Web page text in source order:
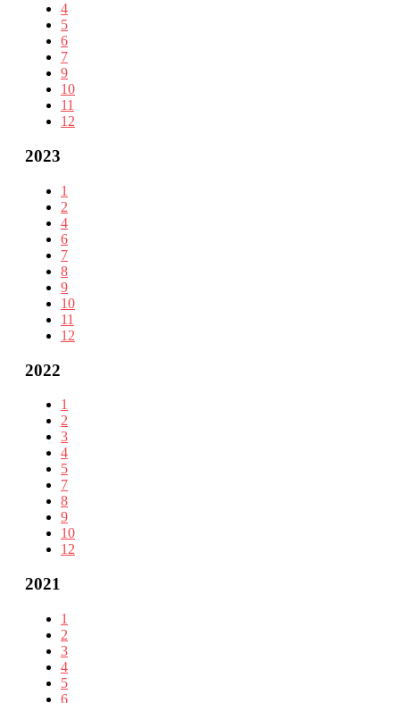
4
5
6
7
9
10
11
12
2023
1
2
4
6
7
8
9
10
11
12
2022
1
2
3
4
5
7
8
9
10
12
2021
1
2
3
4
5
6